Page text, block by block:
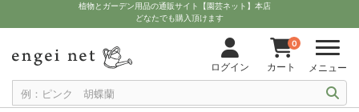
植物とガーデン用品の通販サイト【園芸ネット】本店
どなたでも購入頂けます
ログイン
0
カート メニュー